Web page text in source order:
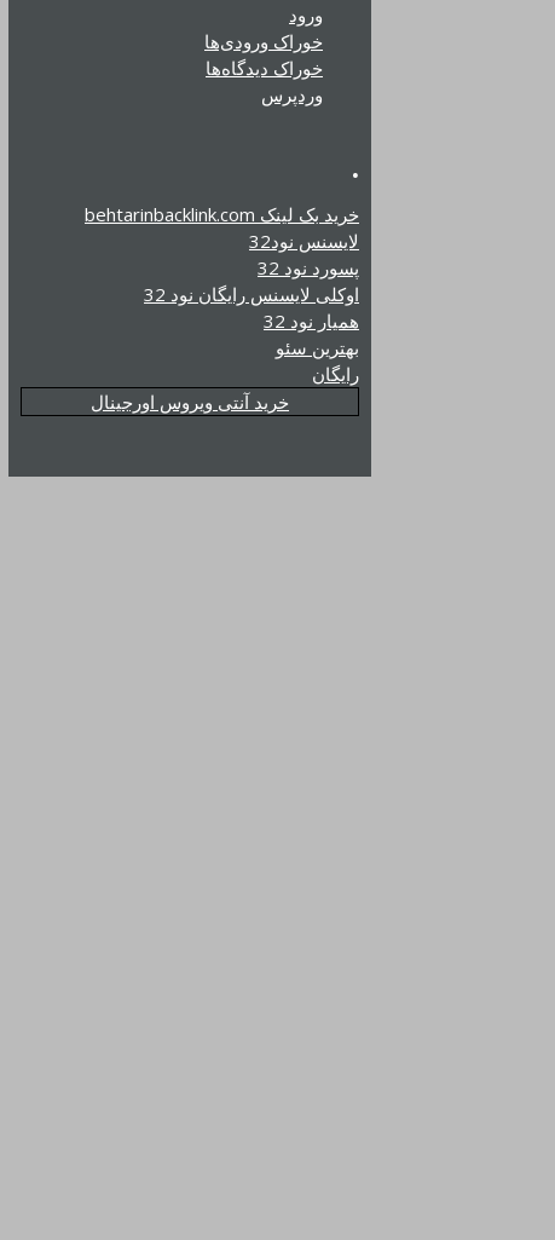
ورود
خوراک ورودی‌ها
خوراک دیدگاه‌ها
وردپرس
.
خرید بک لینک behtarinbacklink.com
لایسنس نود32
پسورد نود 32
اوکلی لایسنس رایگان نود 32
همیار نود 32
بهترین سئو
رایگان
خرید آنتی ویروس اورجینال